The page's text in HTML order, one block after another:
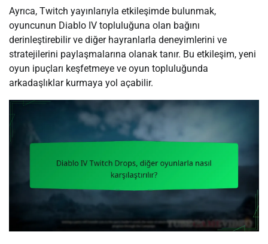
Ayrıca, Twitch yayınlarıyla etkileşimde bulunmak,
oyuncunun Diablo IV topluluğuna olan bağını
derinleştirebilir ve diğer hayranlarla deneyimlerini ve
stratejilerini paylaşmalarına olanak tanır. Bu etkileşim, yeni
oyun ipuçları keşfetmeye ve oyun topluluğunda
arkadaşlıklar kurmaya yol açabilir.